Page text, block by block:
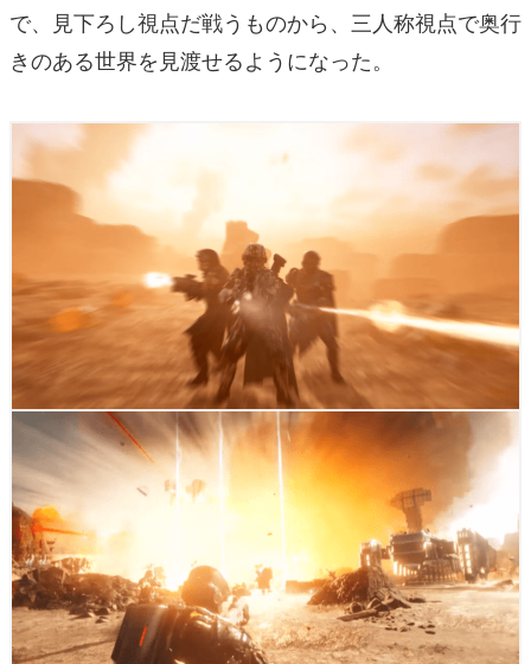
で、見下ろし視点だ戦うものから、三人称視点で奥行
きのある世界を見渡せるようになった。